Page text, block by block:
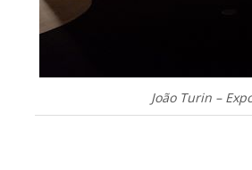
João Turin –